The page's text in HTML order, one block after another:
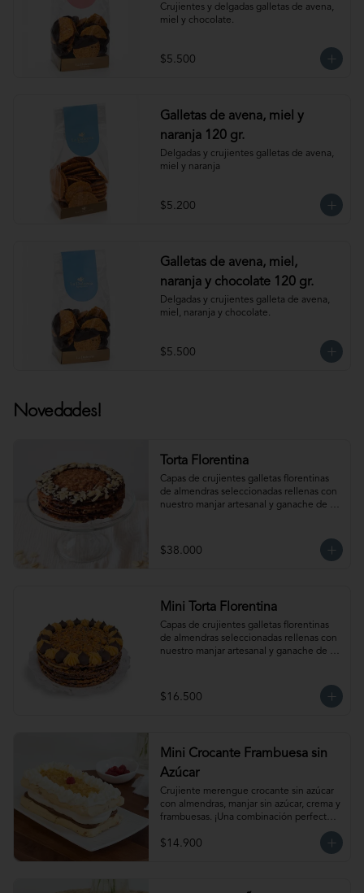
Crujientes y delgadas galletas de avena,
miel y chocolate.
$5.500
Galletas de avena, miel y
naranja 120 gr.
Delgadas y crujientes galletas de avena,
miel y naranja
$5.200
Galletas de avena, miel,
naranja y chocolate 120 gr.
Delgadas y crujientes galleta de avena,
miel, naranja y chocolate.
$5.500
Novedades!
Torta Florentina
Capas de crujientes galletas florentinas
de almendras seleccionadas rellenas con
nuestro manjar artesanal y ganache de
recomienda descongelar 1 hora
refrigerada antes de servir. Para
trazas.
$38.000
Mini Torta Florentina
Capas de crujientes galletas florentinas
de almendras seleccionadas rellenas con
nuestro manjar artesanal y ganache de
recomienda descongelar 1 hora
refrigerada antes de servir. Para
trazas.
$16.500
Mini Crocante Frambuesa sin
Azúcar
Crujiente merengue crocante sin azúcar
con almendras, manjar sin azúcar, crema y
frambuesas. ¡Una combinación perfecta!
Para 6 personas. Producto congelado, se
recomienda descongelar de 1 hora a
$14.900